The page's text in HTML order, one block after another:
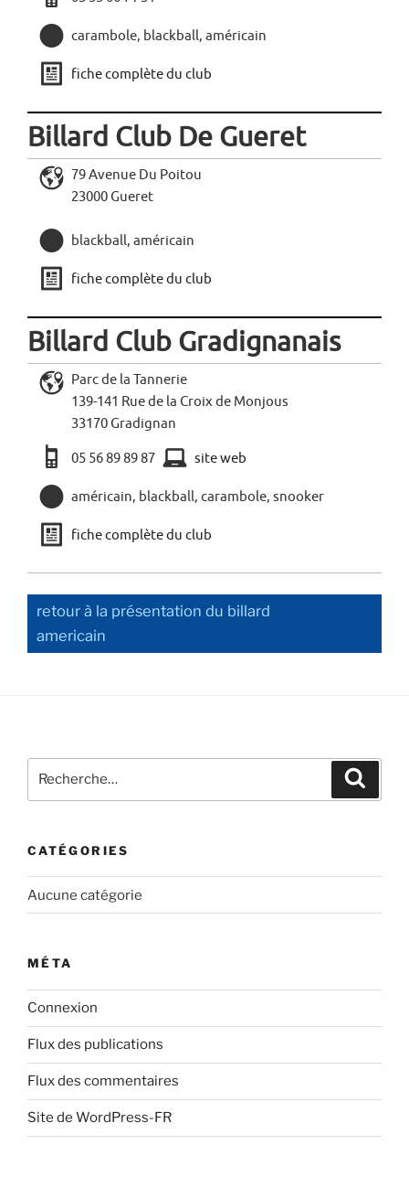
, carambole, blackball, américain
j fiche complète du club
Billard Club De Gueret
L 79 Avenue Du Poitou
23000 Gueret
, blackball, américain
j fiche complète du club
Billard Club Gradignanais
L Parc de la Tannerie
139-141 Rue de la Croix de Monjous
33170 Gradignan
a 05 56 89 89 87 x site web
, américain, blackball, carambole, snooker
j fiche complète du club
retour à la présentation du billard
americain
pour
CATÉGORIES
Aucune catégorie
MÉTA
Connexion
Flux des publications
Flux des commentaires
Site de WordPress-FR